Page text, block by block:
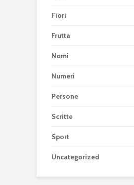
Fiori
Frutta
Nomi
Numeri
Persone
Scritte
Sport
Uncategorized